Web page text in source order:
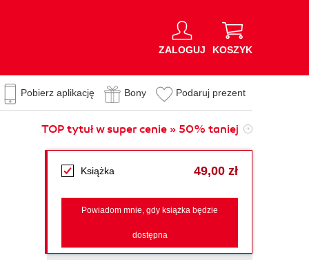
ZALOGUJ KOSZYK
Pobierz aplikację Bony Podaruj prezent
TOP tytuł w super cenie » 50% taniej
Książka 49,00 zł
Powiadom mnie, gdy książka będzie
dostępna